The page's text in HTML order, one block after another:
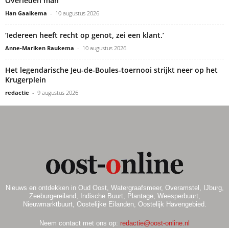
Han Gaaikema - 10 augustus 2026
‘Iedereen heeft recht op genot, zei een klant.’
Anne-Mariken Raukema - 10 augustus 2026
Het legendarische Jeu-de-Boules-toernooi strijkt neer op het
Krugerplein
redactie - 9 augustus 2026
Nieuws en ontdekken in Oud Oost, Watergraafsmeer, Overamstel, IJburg,
Zeeburgereiland, Indische Buurt, Plantage, Weesperbuurt,
Nieuwmarktbuurt, Oostelijke Eilanden, Oostelijk Havengebied.
Neem contact met ons op: redactie@oost-online.nl